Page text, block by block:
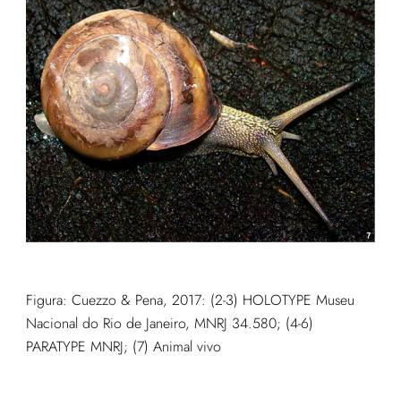
Figura: Cuezzo & Pena, 2017: (2-3) HOLOTYPE Museu
Nacional do Rio de Janeiro, MNRJ 34.580; (4-6)
PARATYPE MNRJ; (7) Animal vivo